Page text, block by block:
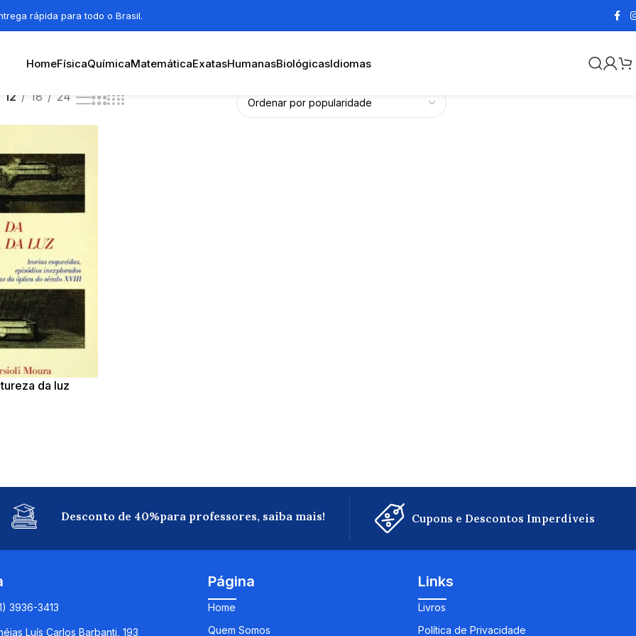
rápida para todo o Brasil.
HomeFísicaQuímicaMatemáticaExatasHumanasBiológicasIdiomas
12 18 24
da luz
Desconto de 40%para professores, saiba mais! Cupons e Descontos Imperdíveis
3936-3413
Luís Carlos Barbanti, 193
Página
Home
Quem Somos
Links
Livros
Política de Privacidade